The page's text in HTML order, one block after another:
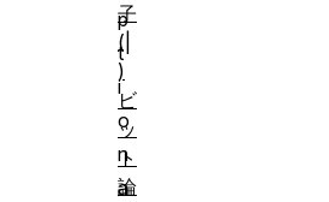
p
t
i
o
n
a
子
(|
)
ビ
ッ
ト
論